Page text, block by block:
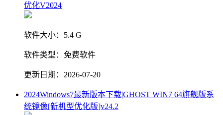
优化V2024
软件大小： 5.4 G
软件类型： 免费软件
更新日期： 2026-07-20
2024Windows7最新版本下载|GHOST WIN7 64旗舰版系
统镜像[新机型优化版]v24.2